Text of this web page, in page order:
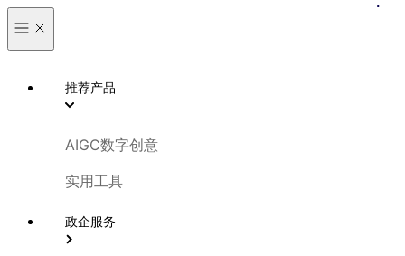
推荐产品
AIGC数字创意
实用工具
政企服务